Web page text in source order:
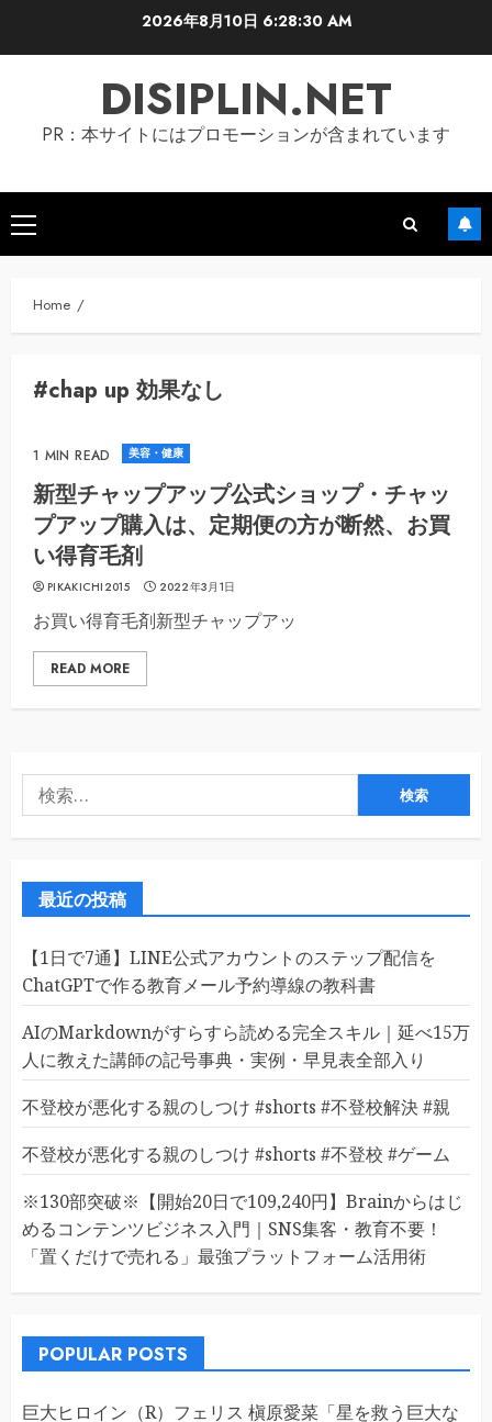
2026年8月10日 6:28:30 AM
DISIPLIN.NET
PR：本サイトにはプロモーションが含まれています
Primary
Menu
Home
#chap up 効果なし
1 MIN READ 美容・健康
新型チャップアップ公式ショップ・チャッ
プアップ購入は、定期便の方が断然、お買
い得育毛剤
PIKAKICHI2015 2022年3月1日
お買い得育毛剤新型チャップアッ
READ MORE
索:
最近の投稿
【1日で7通】LINE公式アカウントのステップ配信を
ChatGPTで作る教育メール予約導線の教科書
AIのMarkdownがすらすら読める完全スキル｜延べ15万
人に教えた講師の記号事典・実例・早見表全部入り
不登校が悪化する親のしつけ #shorts #不登校解決 #親
不登校が悪化する親のしつけ #shorts #不登校 #ゲーム
※130部突破※【開始20日で109,240円】Brainからはじ
めるコンテンツビジネス入門｜SNS集客・教育不要！
「置くだけで売れる」最強プラットフォーム活用術
POPULAR POSTS
巨大ヒロイン（R）フェリス 槇原愛菜「星を救う巨大な